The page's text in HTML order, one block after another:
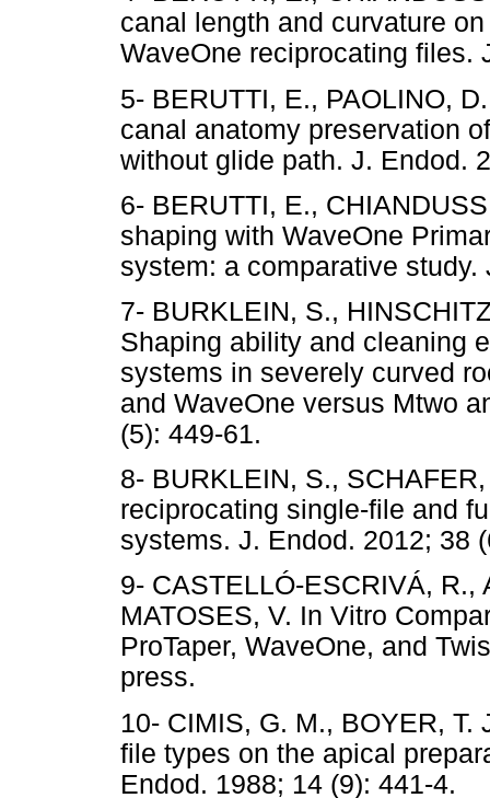
canal length and curvature
WaveOne reciprocating files.
5- BERUTTI, E., PAOLINO,
canal anatomy preservation
without glide path. J. Endod.
6- BERUTTI, E.,
shaping with WaveOne
system: a comparative
7- BURKLEIN, S.,
Shaping ability and cleaning
systems in severely curved
and WaveOne versus Mtwo
(5): 449-61.
8- BURKLEIN, S.,
reciprocating single-file and
systems. J. Endod. 2012; 38
9- CASTELLÓ-ESCRIVÁ, R.,
MATOSES, V. In Vitro
ProTaper, WaveOne, and
press.
10- CIMIS, G. M., BOYER,
file types on the apical
Endod. 1988; 14 (9): 441-4.